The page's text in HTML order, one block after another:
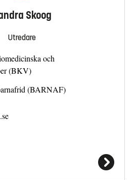
Skoog
Utredare
och
(BKV)
(BARNAF)